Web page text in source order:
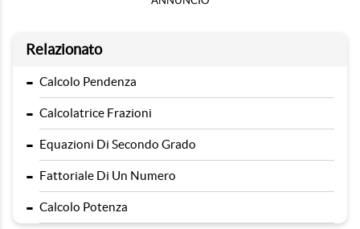
Relazionato
- Calcolo Pendenza
- Calcolatrice Frazioni
- Equazioni Di Secondo Grado
- Fattoriale Di Un Numero
- Calcolo Potenza